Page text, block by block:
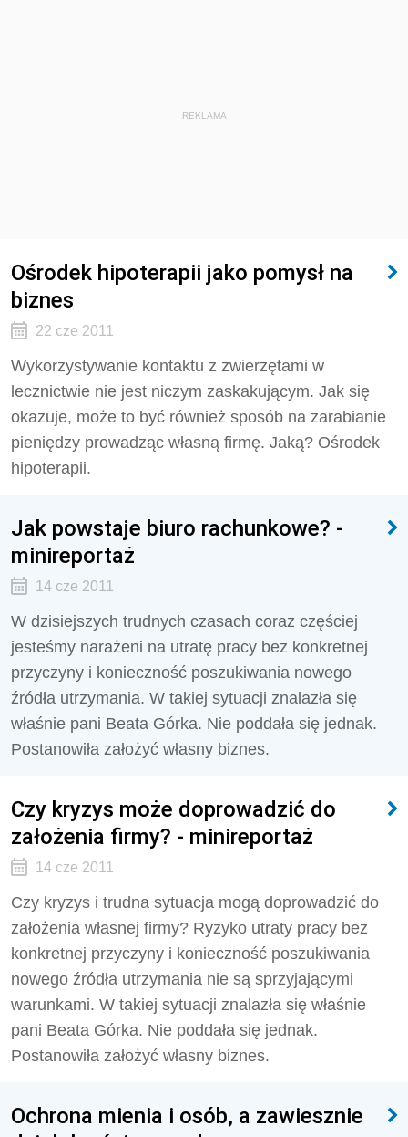
REKLAMA
Ośrodek hipoterapii jako pomysł na
biznes
22 cze 2011
Wykorzystywanie kontaktu z zwierzętami w
lecznictwie nie jest niczym zaskakującym. Jak się
okazuje, może to być również sposób na zarabianie
pieniędzy prowadząc własną firmę. Jaką? Ośrodek
hipoterapii.
Jak powstaje biuro rachunkowe? -
minireportaż
14 cze 2011
W dzisiejszych trudnych czasach coraz częściej
jesteśmy narażeni na utratę pracy bez konkretnej
przyczyny i konieczność poszukiwania nowego
źródła utrzymania. W takiej sytuacji znalazła się
właśnie pani Beata Górka. Nie poddała się jednak.
Postanowiła założyć własny biznes.
Czy kryzys może doprowadzić do
założenia firmy? - minireportaż
14 cze 2011
Czy kryzys i trudna sytuacja mogą doprowadzić do
założenia własnej firmy? Ryzyko utraty pracy bez
konkretnej przyczyny i konieczność poszukiwania
nowego źródła utrzymania nie są sprzyjającymi
warunkami. W takiej sytuacji znalazła się właśnie
pani Beata Górka. Nie poddała się jednak.
Postanowiła założyć własny biznes.
Ochrona mienia i osób, a zawiesznie